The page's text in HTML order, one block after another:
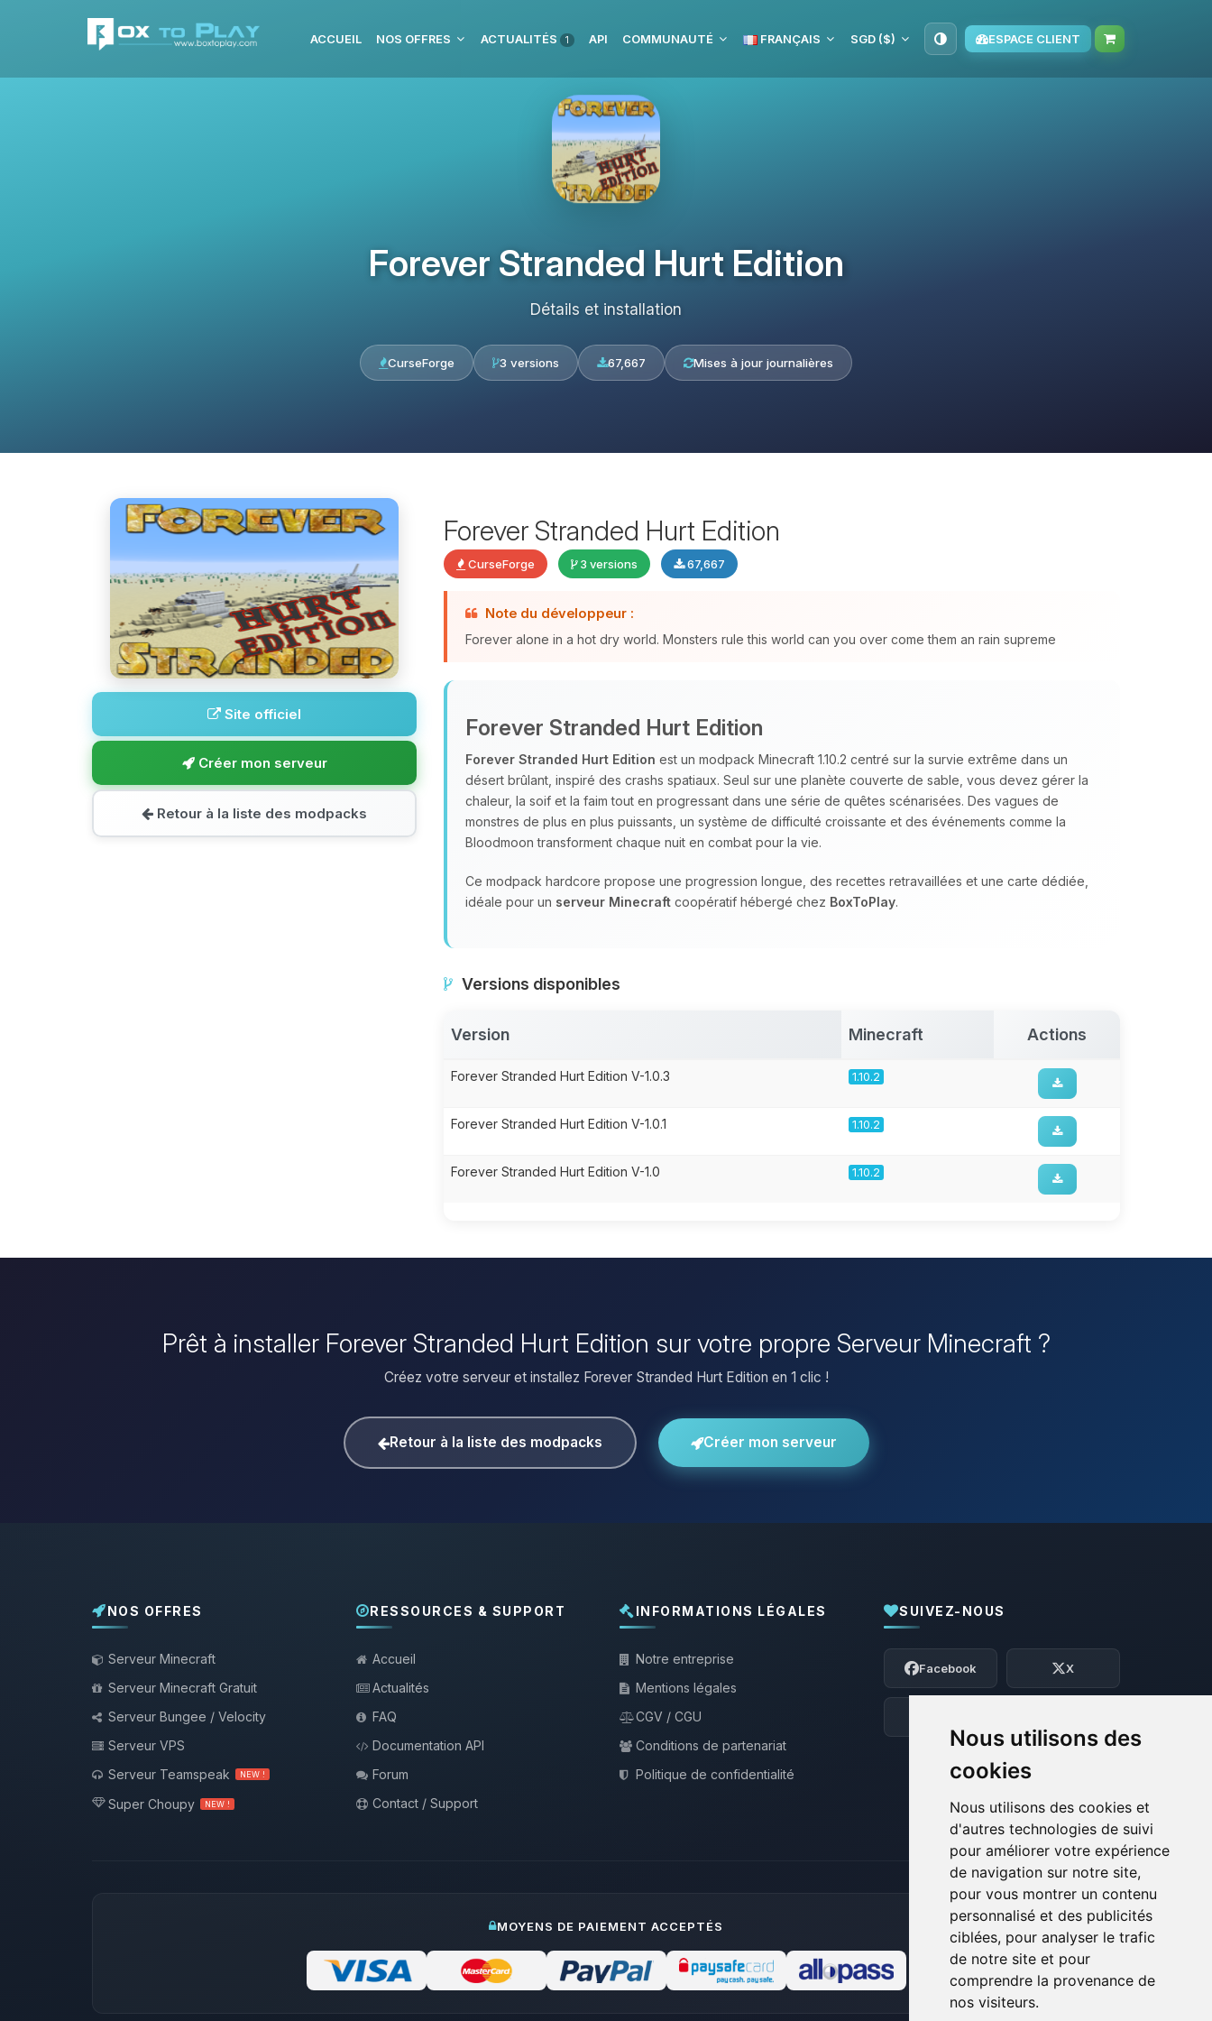
Nous utilisons des
cookies
Nous utilisons des cookies et
d'autres technologies de suivi
pour améliorer votre expérience
de navigation sur notre site,
pour vous montrer un contenu
personnalisé et des publicités
ciblées, pour analyser le trafic
de notre site et pour
comprendre la provenance de
nos visiteurs.
ACCUEIL NOS OFFRES ACTUALITÉS 1 API COMMUNAUTÉ FRANÇAIS SGD ($) ESPACE CLIENT
Forever Stranded Hurt Edition
Détails et installation
CurseForge 3 versions 67,667 Mises à jour journalières
Site officiel
Créer mon serveur
Retour à la liste des modpacks
Forever Stranded Hurt Edition
CurseForge 3 versions 67,667
Note du développeur :
Forever alone in a hot dry world. Monsters rule this world can you over come them an rain supreme
Forever Stranded Hurt Edition
Forever Stranded Hurt Edition est un modpack Minecraft 1.10.2 centré sur la survie extrême dans un
désert brûlant, inspiré des crashs spatiaux. Seul sur une planète couverte de sable, vous devez gérer la
chaleur, la soif et la faim tout en progressant dans une série de quêtes scénarisées. Des vagues de
monstres de plus en plus puissants, un système de difficulté croissante et des événements comme la
Bloodmoon transforment chaque nuit en combat pour la vie.
Ce modpack hardcore propose une progression longue, des recettes retravaillées et une carte dédiée,
idéale pour un serveur Minecraft coopératif hébergé chez BoxToPlay.
Versions disponibles
Version Minecraft Actions
Forever Stranded Hurt Edition V-1.0.3 1.10.2
Forever Stranded Hurt Edition V-1.0.1 1.10.2
Forever Stranded Hurt Edition V-1.0 1.10.2
Prêt à installer Forever Stranded Hurt Edition sur votre propre Serveur Minecraft ?
Créez votre serveur et installez Forever Stranded Hurt Edition en 1 clic !
Retour à la liste des modpacks Créer mon serveur
NOS OFFRES
Serveur Minecraft
Serveur Minecraft Gratuit
Serveur Bungee / Velocity
Serveur VPS
Serveur Teamspeak
NEW !
Super Choupy NEW !
RESSOURCES & SUPPORT
Accueil
Actualités
FAQ
Documentation API
Forum
Contact / Support
INFORMATIONS LÉGALES
Notre entreprise
Mentions légales
CGV / CGU
Conditions de partenariat
Politique de confidentialité
SUIVEZ-NOUS
Facebook X
MOYENS DE PAIEMENT ACCEPTÉS
Youpi, enfin quelqu’un pour me parler !
Moi c’est Choupy, ton petit assistant
BoxToPlay. Dis-moi ce dont tu as besoin
et je vais remuer mes petits circuits
07/08/2026 à 09:36